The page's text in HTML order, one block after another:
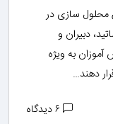
محلول سازی در
دبیران و
به ویژه
دهند…